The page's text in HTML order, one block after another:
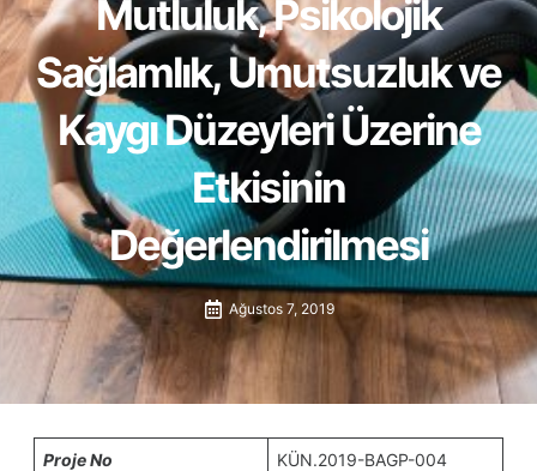
Mutluluk, Psikolojik
Sağlamlık, Umutsuzluk ve
Kaygı Düzeyleri Üzerine
Etkisinin
Değerlendirilmesi
Ağustos 7, 2019
Proje No KÜN.2019-BAGP-004